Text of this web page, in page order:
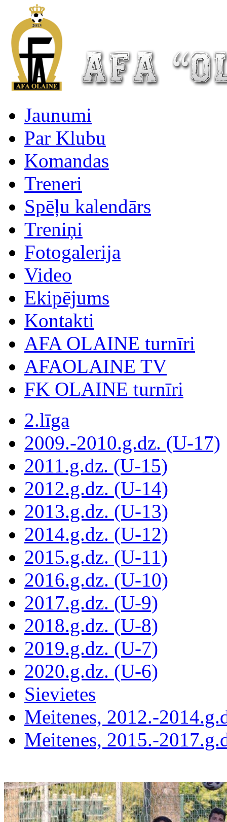
Jaunumi
Par Klubu
Komandas
Treneri
Spēļu kalendārs
Treniņi
Fotogalerija
Video
Ekipējums
Kontakti
AFA OLAINE turnīri
AFAOLAINE TV
FK OLAINE turnīri
2.līga
2009.-2010.g.dz. (U-17)
2011.g.dz. (U-15)
2012.g.dz. (U-14)
2013.g.dz. (U-13)
2014.g.dz. (U-12)
2015.g.dz. (U-11)
2016.g.dz. (U-10)
2017.g.dz. (U-9)
2018.g.dz. (U-8)
2019.g.dz. (U-7)
2020.g.dz. (U-6)
Sievietes
Meitenes, 2012.-
Meitenes, 2015.-